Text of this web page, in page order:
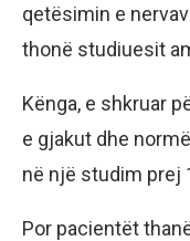
qetësimin e
thonë studiuesit
Kënga, e shkruar
e gjakut dhe
në një studim prej
Por pacientët